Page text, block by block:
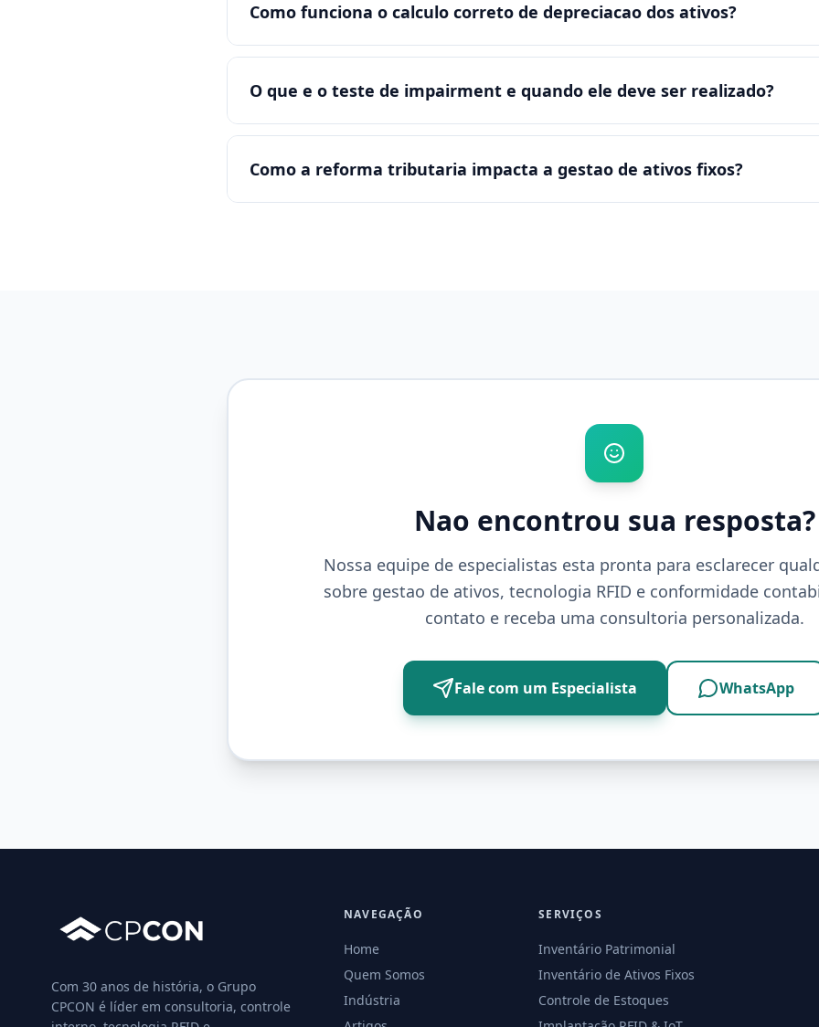
Como funciona o calculo correto de depreciacao dos ativos?
O que e o teste de impairment e quando ele deve ser realizado?
Como a reforma tributaria impacta a gestao de ativos fixos?
Nao encontrou sua resposta?
Nossa equipe de especialistas esta pronta para esclarecer
sobre gestao de ativos, tecnologia RFID e conformidade
contato e receba uma consultoria personalizada.
Fale com um Especialista WhatsApp
Com 30 anos de história, o Grupo
CPCON é líder em consultoria, controle
NAVEGAÇÃO
Home
Quem Somos
Indústria
SERVIÇOS
Inventário Patrimonial
Inventário de Ativos Fixos
Controle de Estoques